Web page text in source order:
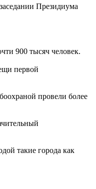
Президиума
900 тысяч человек.
первой
провели более
такие города как